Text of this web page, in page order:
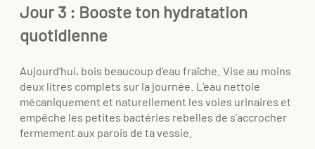
Jour 3 : Booste ton hydratation
quotidienne
Aujourd’hui, bois beaucoup d’eau fraîche. Vise au moins
deux litres complets sur la journée. L’eau nettoie
mécaniquement et naturellement les voies urinaires et
empêche les petites bactéries rebelles de s’accrocher
fermement aux parois de ta vessie.